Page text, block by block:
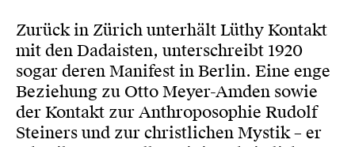
Zurück in Zürich unterhält Lüthy Kontakt
mit den Dadaisten, unterschreibt 1920
sogar deren Manifest in Berlin. Eine enge
Beziehung zu Otto Meyer-Amden sowie
der Kontakt zur Anthroposophie Rudolf
Steiners und zur christlichen Mystik – er